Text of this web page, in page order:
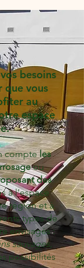
besoins
que vous
au
espace
compteles
ou
des
à l’espace
région et à
types de
envisagés :
sauvages,
possibilités